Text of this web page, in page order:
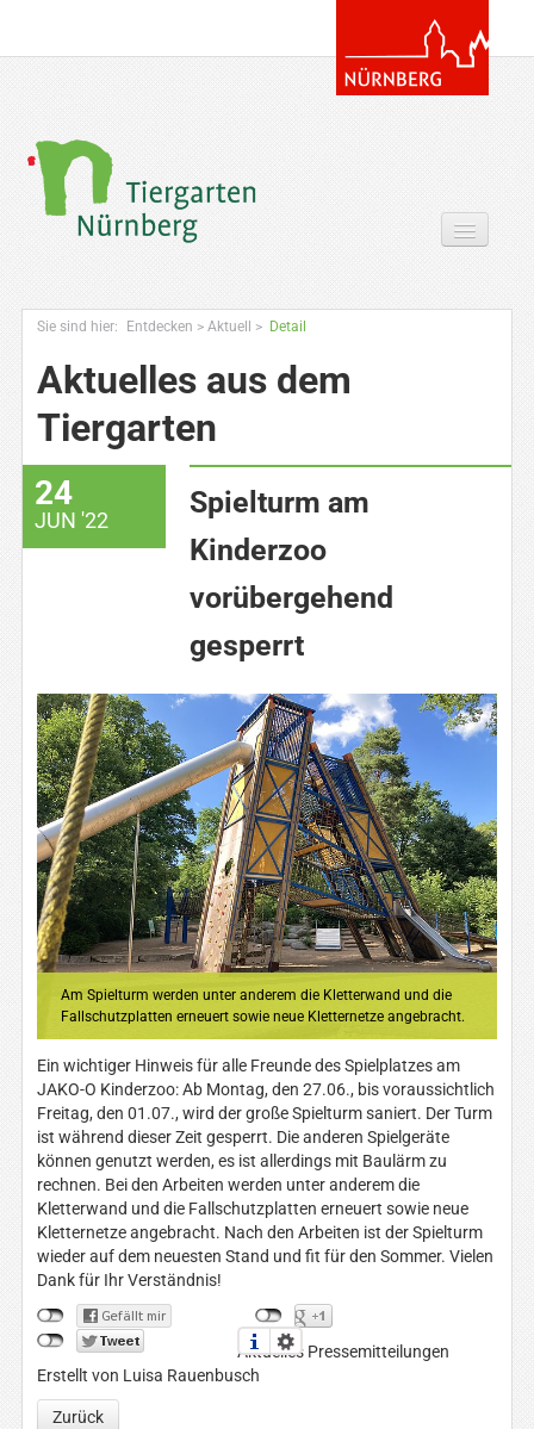
Entdecken
Zoowissen & Co
Angebote
Sie sind hier: Entdecken > Aktuell > Detail
Aktuelles aus dem
Tiergarten
24
JUN '22
Spielturm am
Kinderzoo
vorübergehend
gesperrt
Am Spielturm werden unter anderem die Kletterwand und die
Fallschutzplatten erneuert sowie neue Kletternetze angebracht.
Ein wichtiger Hinweis für alle Freunde des Spielplatzes am
JAKO-O Kinderzoo: Ab Montag, den 27.06., bis voraussichtlich
Freitag, den 01.07., wird der große Spielturm saniert. Der Turm
ist während dieser Zeit gesperrt. Die anderen Spielgeräte
können genutzt werden, es ist allerdings mit Baulärm zu
rechnen. Bei den Arbeiten werden unter anderem die
Kletterwand und die Fallschutzplatten erneuert sowie neue
Kletternetze angebracht. Nach den Arbeiten ist der Spielturm
wieder auf dem neuesten Stand und fit für den Sommer. Vielen
Dank für Ihr Verständnis!
Aktuelles Pressemitteilungen
Erstellt von Luisa Rauenbusch
Zurück